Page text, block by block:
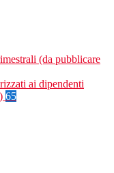
(da pubblicare
ai dipendenti
65